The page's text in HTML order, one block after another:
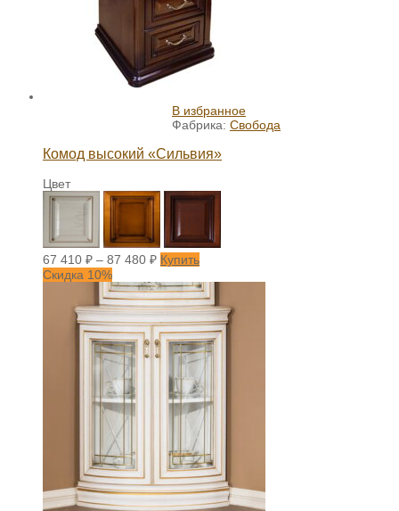
В избранное
Фабрика: Свобода
Комод высокий «Сильвия»
Цвет
67 410 ₽ – 87 480 ₽ Купить
Скидка 10%